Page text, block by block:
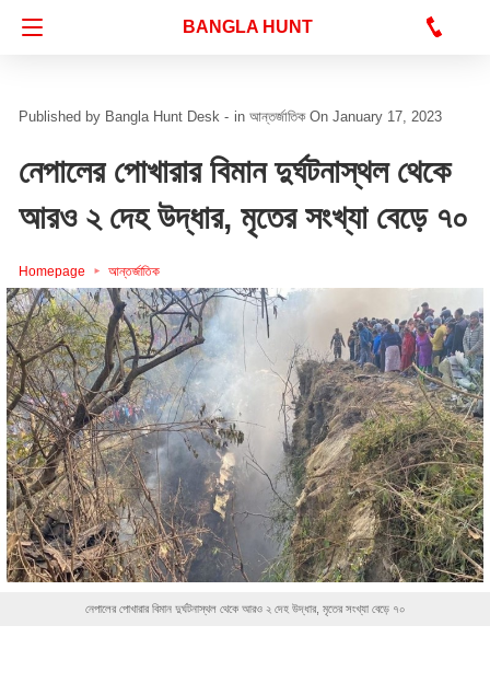
BANGLA HUNT
Bangla Hunt Desk - in আন্তর্জাতিক On January 17, 2023
নেপালের পোখারার বিমান দুর্ঘটনাস্থল থেকে
আরও ২ দেহ উদ্ধার, মৃতের সংখ্যা বেড়ে ৭০
Homepage আন্তর্জাতিক
নেপালের পোখারার বিমান দুর্ঘটনাস্থল থেকে আরও ২ দেহ উদ্ধার, মৃতের সংখ্যা বেড়ে ৭০